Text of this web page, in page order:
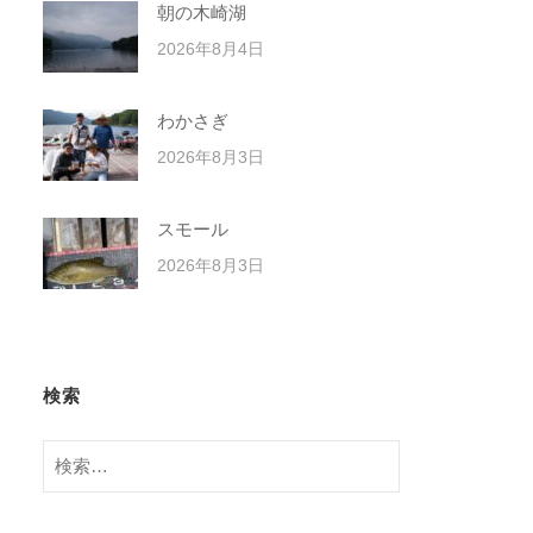
朝の木崎湖
2026年8月4日
わかさぎ
2026年8月3日
スモール
2026年8月3日
検索
検
索: